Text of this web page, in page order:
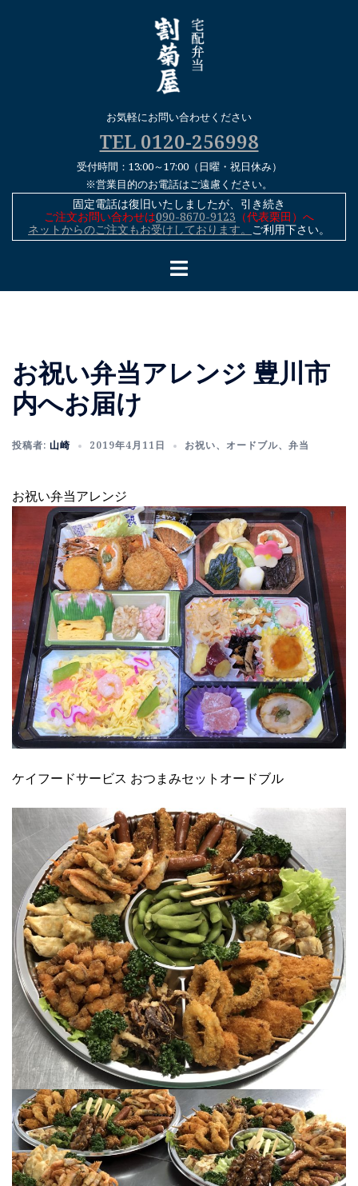
お気軽にお問い合わせください
TEL 0120-256998
受付時間：13:00～17:00（日曜・祝日休み）
※営業目的のお電話はご遠慮ください。
固定電話は復旧いたしましたが、引き続き
ご注文お問い合わせは090-8670-9123 （代表栗田）へ
ネットからのご注文もお受けしております。 ご利用下さい。
お祝い弁当アレンジ 豊川市
内へお届け
投稿者: 山崎 2019年4月11日 お祝い、 オードブル、 弁当
お祝い弁当アレンジ
ケイフードサービス おつまみセットオードブル